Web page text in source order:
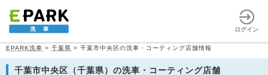
ログイン
EPARK洗車 > 千葉県 > 千葉市中央区の洗車・コーティング店舗情報
千葉市中央区（千葉県）の洗車・コーティング店舗